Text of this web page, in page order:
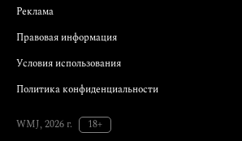
Реклама
Правовая информация
Условия использования
Политика конфиденциальности
WMJ, 2026 г.
18+